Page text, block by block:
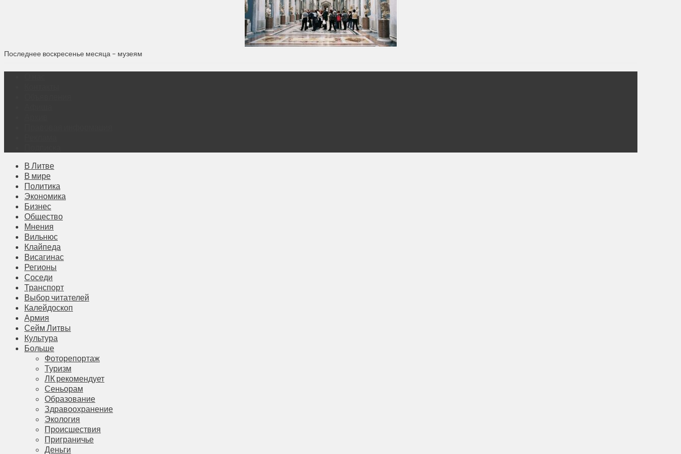
Последнее воскресенье месяца – музеям
В Литве
В мире
Политика
Экономика
Бизнес
Общество
Мнения
Вильнюс
Клайпеда
Висагинас
Регионы
Соседи
Транспорт
Выбор читателей
Калейдоскоп
Армия
Сейм Литвы
Культура
Больше
Фоторепортаж
Туризм
ЛК рекомендует
Сеньорам
Образование
Здравоохранение
Экология
Происшествия
Приграничье
Деньги